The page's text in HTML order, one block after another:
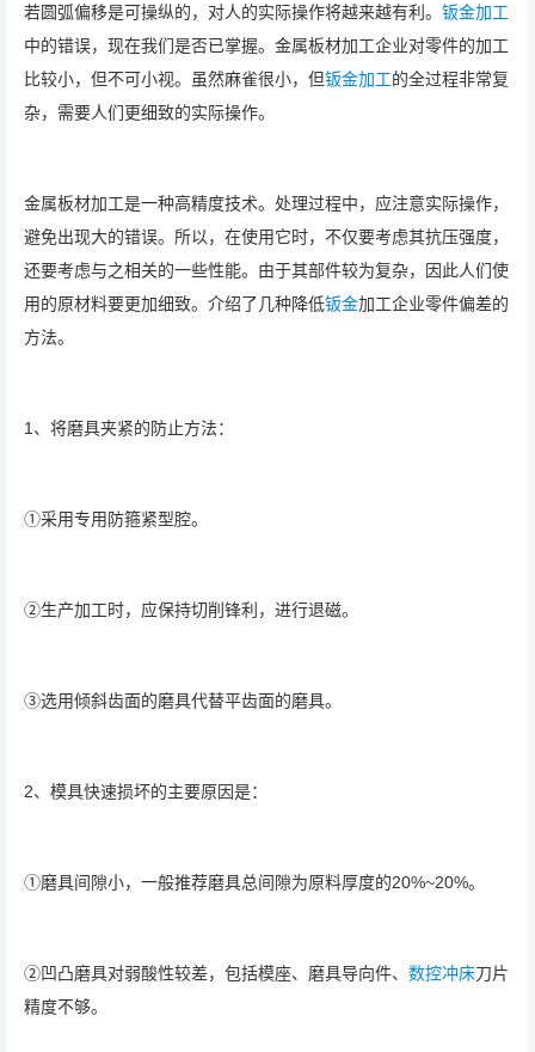
若圆弧偏移是可操纵的，对人的实际操作将越来越有利。 钣金加工
中的错误，现在我们是否已掌握。金属板材加工企业对零件的加工
比较小，但不可小视。虽然麻雀很小，但钣金加工的全过程非常复
杂，需要人们更细致的实际操作。
金属板材加工是一种高精度技术。处理过程中，应注意实际操作，
避免出现大的错误。所以，在使用它时，不仅要考虑其抗压强度，
还要考虑与之相关的一些性能。由于其部件较为复杂，因此人们使
用的原材料要更加细致。介绍了几种降低钣金加工企业零件偏差的
方法。
1、将磨具夹紧的防止方法：
①采用专用防箍紧型腔。
②生产加工时，应保持切削锋利，进行退磁。
③选用倾斜齿面的磨具代替平齿面的磨具。
2、模具快速损坏的主要原因是：
①磨具间隙小，一般推荐磨具总间隙为原料厚度的20%~20%。
②凹凸磨具对弱酸性较差，包括模座、磨具导向件、 数控冲床刀片
精度不够。